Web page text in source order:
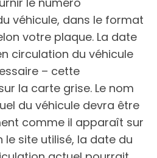
véhicule, dans le format
votre plaque. La date
circulation du véhicule
– cette
la carte grise. Le nom
du véhicule devra être
comme il apparaît sur
le site utilisé, la date du